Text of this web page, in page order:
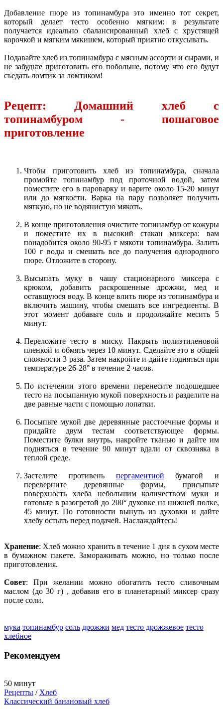
Добавление пюре из топинамбура это именно тот секрет,
который делает тесто особенно мягким: в результате
получается идеально сбалансированный хлеб с хрустящей
корочкой и мягким мякишем, который приятно откусывать.
Подавайте хлеб из топинамбура с мясным ассорти и сырами, и
не забудьте приготовить его побольше, потому что его будут
съедать ломтик за ломтиком!
Рецепт: Домашний хлеб с
топинамбуром - пошаговое
приготовление
Чтобы приготовить хлеб из топинамбура, сначала
промойте топинамбур под проточной водой, затем
поместите его в пароварку и варите около 15-20 минут
или до мягкости. Варка на пару позволяет получить
мягкую, но не водянистую мякоть.
В конце приготовления очистите топинамбур от кожуры
и поместите их в высокий стакан миксера: вам
понадобится около 90-95 г мякоти топинамбура. Залить
100 г воды и смешать все до получения однородного
пюре. Отложите в сторону.
Высыпать муку в чашу стационарного миксера с
крюком, добавить раскрошенные дрожжи, мед и
оставшуюся воду. В конце влить пюре из топинамбура и
включить машину, чтобы смешать все ингредиенты. В
этот момент добавьте соль и продолжайте месить 5
минут.
Переложите тесто в миску. Накрыть полиэтиленовой
пленкой и обмять через 10 минут. Сделайте это в общей
сложности 3 раза. Затем накройте и дайте подняться при
температуре 26-28° в течение 2 часов.
По истечении этого времени перенесите подошедшее
тесто на посыпанную мукой поверхность и разделите на
две равные части с помощью лопатки.
Посыпьте мукой две деревянные расстоечные формы и
придайте двум тестам соответствующее формы.
Поместите булки внутрь, накройте тканью и дайте им
подняться в течение 90 минут вдали от сквозняка в
теплой среде.
Застелите противень пергаментной бумагой и
переверните деревянные формы, присыпьте
поверхность хлеба небольшим количеством муки и
готовьте в разогретой до 200° духовке на нижней полке,
45 минут. По готовности вынуть из духовки и дайте
хлебу остыть перед подачей. Наслаждайтесь!
Хранение: Хлеб можно хранить в течение 1 дня в сухом месте
в бумажном пакете. Замораживать можно, но только после
приготовления.
Совет: При желании можно обогатить тесто сливочным
маслом (до 30 г) , добавив его в планетарный миксер сразу
после соли.
мука топинамбур соль дрожжи мед тесто дрожжевое тесто
хлебное
Рекомендуем
50 минут
Рецепты /Хлеб
Классический банановый хлеб